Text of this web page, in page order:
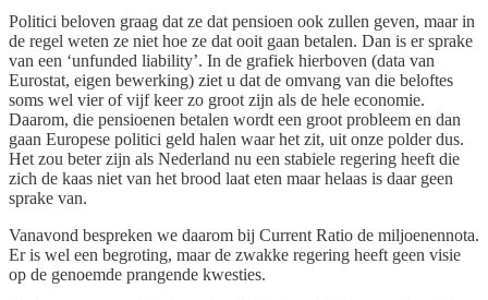
Politici beloven graag dat ze dat pensioen ook zullen geven, maar in
de regel weten ze niet hoe ze dat ooit gaan betalen. Dan is er sprake
van een ‘unfunded liability’. In de grafiek hierboven (data van
Eurostat, eigen bewerking) ziet u dat de omvang van die beloftes
soms wel vier of vijf keer zo groot zijn als de hele economie.
Daarom, die pensioenen betalen wordt een groot probleem en dan
gaan Europese politici geld halen waar het zit, uit onze polder dus.
Het zou beter zijn als Nederland nu een stabiele regering heeft die
zich de kaas niet van het brood laat eten maar helaas is daar geen
sprake van.
Vanavond bespreken we daarom bij Current Ratio de miljoenennota.
Er is wel een begroting, maar de zwakke regering heeft geen visie
op de genoemde prangende kwesties.